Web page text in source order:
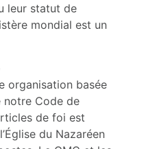
leur statut de
mondial est un
organisation basée
notre Code de
de foi est
du Nazaréen